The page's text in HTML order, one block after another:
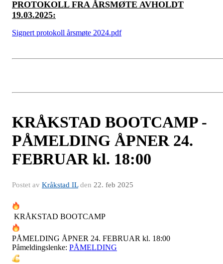
PROTOKOLL FRA ÅRSMØTE AVHOLDT
19.03.2025:
Signert protokoll årsmøte 2024.pdf
KRÅKSTAD BOOTCAMP -
PÅMELDING ÅPNER 24.
FEBRUAR kl. 18:00
Postet av Kråkstad ILden 22. feb 2025
KRÅKSTAD BOOTCAMP
PÅMELDING ÅPNER 24. FEBRUAR kl. 18:00
Påmeldingslenke: PÅMELDING